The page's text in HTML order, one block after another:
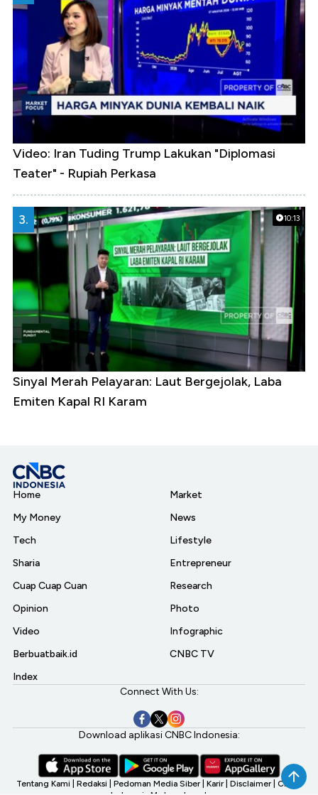
Video: Iran Tuding Trump Lakukan "Diplomasi
Teater" - Rupiah Perkasa
10:13
3.
Sinyal Merah Pelayaran: Laut Bergejolak, Laba
Emiten Kapal RI Karam
Home
My Money
Tech
Sharia
Cuap Cuap Cuan
Opinion
Video
Berbuatbaik.id
Index
Market
News
Lifestyle
Entrepreneur
Research
Photo
Infographic
CNBC TV
Connect With Us:
Download aplikasi CNBC Indonesia:
Tentang Kami Redaksi Pedoman Media Siber Karir Disclaimer CNBC